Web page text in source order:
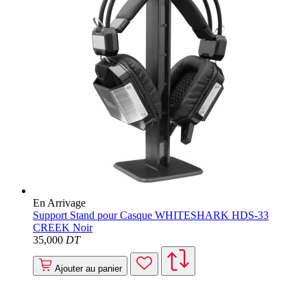
En Arrivage
Support Stand pour Casque WHITESHARK HDS-33
CREEK Noir
35,000 DT
Ajouter au panier